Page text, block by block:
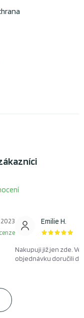
Emilie H.
Nakupuji již jen zde.
objednávku doručili